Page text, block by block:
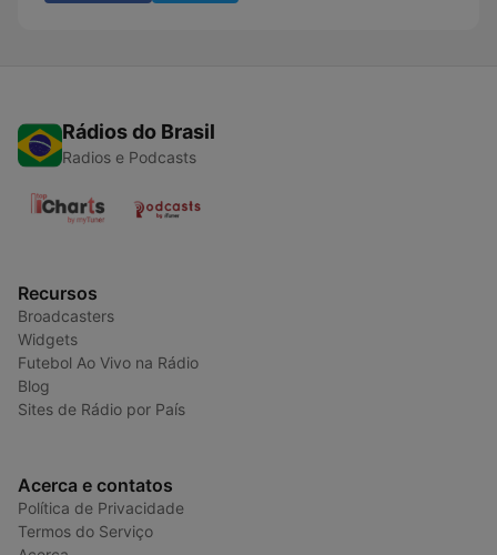
Rádios do Brasil
Radios e Podcasts
Recursos
Broadcasters
Widgets
Futebol Ao Vivo na Rádio
Blog
Sites de Rádio por País
Acerca e contatos
Política de Privacidade
Termos do Serviço